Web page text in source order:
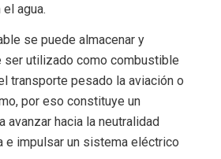
agua.
se puede almacenar y
ser utilizado como combustible
transporte pesado la aviación o
por eso constituye un
avanzar hacia la neutralidad
e impulsar un sistema eléctrico